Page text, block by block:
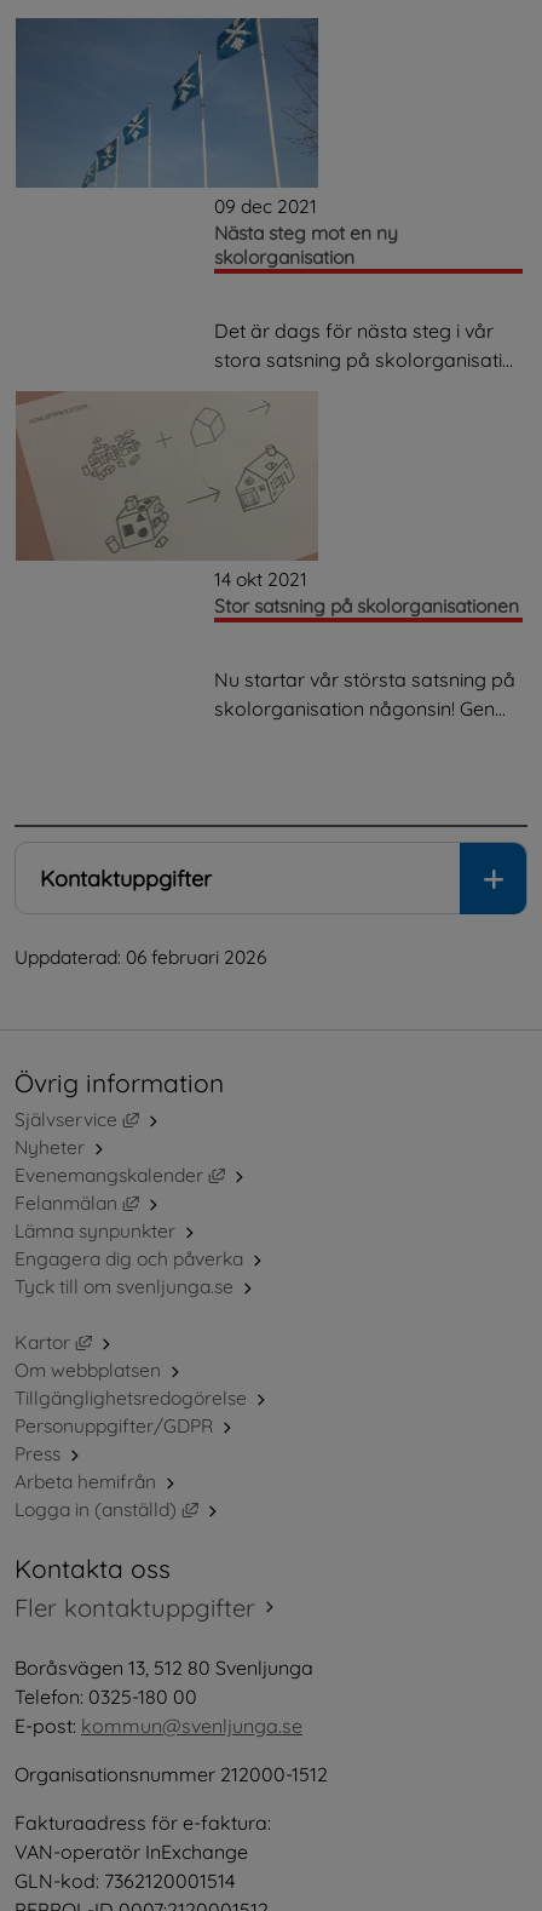
09 dec 2021
Nästa steg mot en ny
skolorganisation
Det är dags för nästa steg i vår
stora satsning på skolorganisati...
14 okt 2021
Stor satsning på skolorganisationen
Nu startar vår största satsning på
skolorganisation någonsin! Gen...
Kontaktuppgifter
Uppdaterad: 06 februari 2026
Övrig information
Självservice
Länk till annan webbplats, öppnas i nytt fönster.
Nyheter
Evenemangskalender
Länk till annan webbplats, öppnas i
Felanmälan
Länk till annan webbplats, öppnas i nytt fönster.
Lämna synpunkter
Engagera dig och påverka
Tyck till om svenljunga.se
Kartor
Länk till annan webbplats, öppnas i nytt fönster.
Om webbplatsen
Tillgänglighetsredogörelse
Personuppgifter/GDPR
Press
Arbeta hemifrån
Logga in (anställd)
Länk till annan webbplats, öppnas i nytt
Kontakta oss
Fler kontaktuppgifter
Boråsvägen 13, 512 80 Svenljunga
Telefon: 0325-180 00
E-post: kommun@svenljunga.se
Organisationsnummer 212000-1512
Fakturaadress för e-faktura:
VAN-operatör InExchange
GLN-kod: 7362120001514